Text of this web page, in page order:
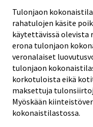
Tulonjaon
rahatulojen käsite
käytettävissä olevista
erona tulonjaon
veronalaiset
tulonjaon
korkotuloista eikä
maksettuja
Myöskään
kokonaistilastossa.